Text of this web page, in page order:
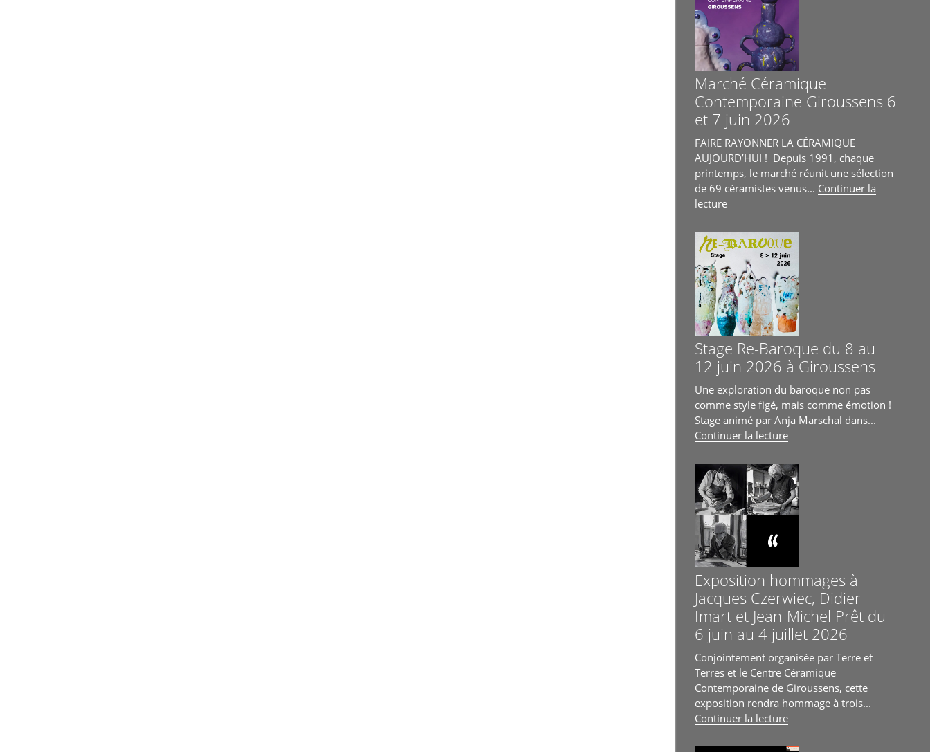
14
juin »
Marché Céramique
Contemporaine Giroussens 6
et 7 juin 2026
FAIRE RAYONNER LA CÉRAMIQUE
AUJOURD’HUI ! Depuis 1991, chaque
printemps, le marché réunit une sélection
de 69 céramistes venus... Continuer la
lecturede
Céramique
Contemporaine
Giroussens
6
et
7
juin
2026 »
Stage Re-Baroque du 8 au
12 juin 2026 à Giroussens
Une exploration du baroque non pas
comme style figé, mais comme émotion !
Stage animé par Anja Marschal dans...
Continuer la lecturede
Re-
Baroque
du
8
2026
à
Giroussens »
Exposition hommages à
Jacques Czerwiec, Didier
Imart et Jean-Michel Prêt du
6 juin au 4 juillet 2026
Conjointement organisée par Terre et
Terres et le Centre Céramique
Contemporaine de Giroussens, cette
exposition rendra hommage à trois...
Continuer la lecturede
hommages